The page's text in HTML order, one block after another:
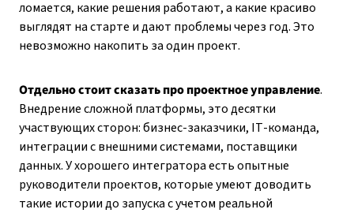
ломается, какие решения работают, а какие красиво
выглядят на старте и дают проблемы через год. Это
невозможно накопить за один проект.
Отдельно стоит сказать про проектное управление.
Внедрение сложной платформы, это десятки
участвующих сторон: бизнес-заказчики, IT-команда,
интеграции с внешними системами, поставщики
данных. У хорошего интегратора есть опытные
руководители проектов, которые умеют доводить
такие истории до запуска с учетом реальной